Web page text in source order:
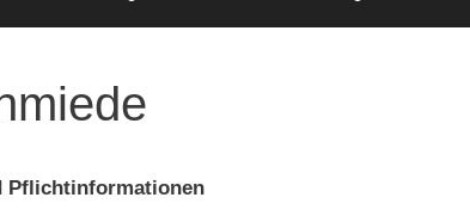
Pflichtinformationen